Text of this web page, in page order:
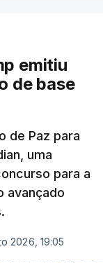
emitiu
de base
de Paz para
uma
para a
avançado
2026, 19:05